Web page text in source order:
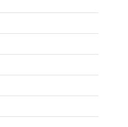
August 2019
Juni 2019
Januar 2019